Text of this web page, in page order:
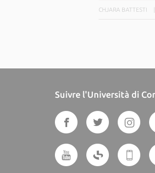
CHJARA BATTESTI
Suivre l'Università di